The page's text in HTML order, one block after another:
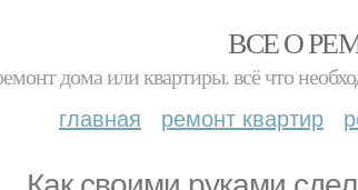
ВСЕ О
дома или квартиры. всё что
главная ремонт квартир